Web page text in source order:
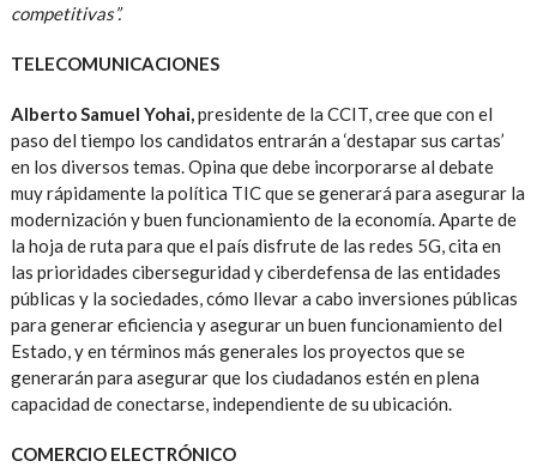
competitivas”.
TELECOMUNICACIONES
Alberto Samuel Yohai,presidente de la CCIT, cree que con el
paso del tiempo los candidatos entrarán a ‘destapar sus cartas’
en los diversos temas. Opina que debe incorporarse al debate
muy rápidamente la política TIC que se generará para asegurar la
modernización y buen funcionamiento de la economía. Aparte de
la hoja de ruta para que el país disfrute de las redes 5G, cita en
las prioridades ciberseguridad y ciberdefensa de las entidades
públicas y la sociedades, cómo llevar a cabo inversiones públicas
para generar eficiencia y asegurar un buen funcionamiento del
Estado, y en términos más generales los proyectos que se
generarán para asegurar que los ciudadanos estén en plena
capacidad de conectarse, independiente de su ubicación.
COMERCIO ELECTRÓNICO